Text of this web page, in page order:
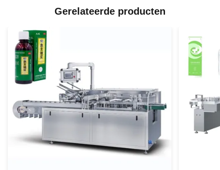
Gerelateerde producten